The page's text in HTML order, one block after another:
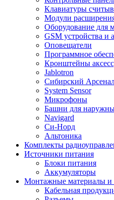
Клавиатуры
Модули
Оборудование для
GSM устройства и
Оповещатели
Программное
Кронштейны
Jablotron
Сибирский
System Sensor
Микрофоны
Башни для
Navigard
Си-Норд
Альтоника
Комплекты
Источники питания
Блоки питания
Аккумуляторы
Монтажные материалы и
Кабельная